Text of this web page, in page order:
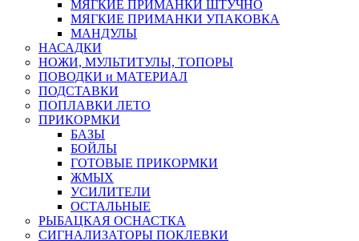
МЯГКИЕ ПРИМАНКИ ШТУЧНО
МЯГКИЕ ПРИМАНКИ УПАКОВКА
МАНДУЛЫ
НАСАДКИ
НОЖИ, МУЛЬТИТУЛЫ, ТОПОРЫ
ПОВОДКИ и МАТЕРИАЛ
ПОДСТАВКИ
ПОПЛАВКИ ЛЕТО
ПРИКОРМКИ
БАЗЫ
БОЙЛЫ
ГОТОВЫЕ ПРИКОРМКИ
ЖМЫХ
УСИЛИТЕЛИ
ОСТАЛЬНЫЕ
РЫБАЦКАЯ ОСНАСТКА
СИГНАЛИЗАТОРЫ ПОКЛЕВКИ